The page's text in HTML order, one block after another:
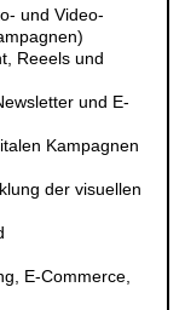
und Video-
Reeels und
und E-
Kampagnen
der visuellen
E-Commerce,